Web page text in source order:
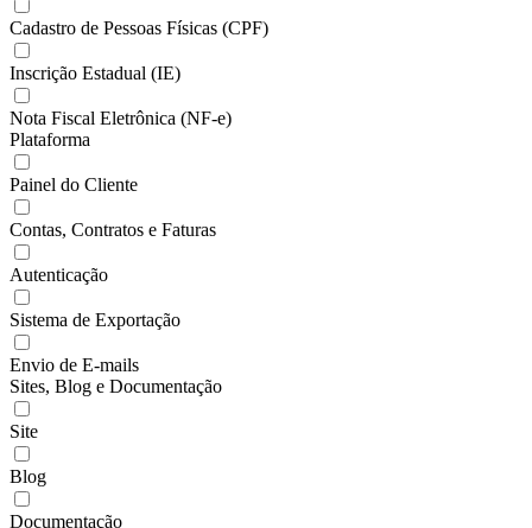
Cadastro de Pessoas Físicas (CPF)
Inscrição Estadual (IE)
Nota Fiscal Eletrônica (NF-e)
Plataforma
Painel do Cliente
Contas, Contratos e Faturas
Autenticação
Sistema de Exportação
Envio de E-mails
Sites, Blog e Documentação
Site
Blog
Documentação